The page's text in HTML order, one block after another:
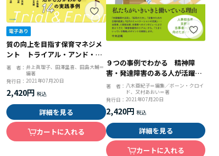
質の向上を目指す保育マネジメ
ント トライアル・アンド・エ
ラーに学ぶ
著 者：井上眞理子、田澤里喜、田島大輔＝
編著
発行日：2021年07月20日
2,420円
詳細を見る
カートに入れる
９つの事例でわかる 精神障
害・発達障害のある人が活躍す
る職場のつくりかた
著 者： 八木亜紀子＝編集／ボーン・クロイ
ド、又村あおい＝著
発行日： 2021年07月20日
2,420円
詳細を見る
カートに入れる